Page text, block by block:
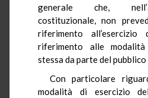
generale che,
costituzionale, non
riferimento all’esercizio
riferimento alle
stessa da parte del
Con particolare
modalità di esercizio